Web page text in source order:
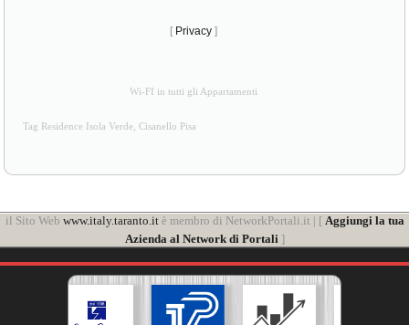
[ Privacy ]
Wi-FI in tutti gli Appartamenti
Tag Residence Isola Verde, Cisanello Pisa
il Sito Web www.italy.taranto.itè membro di NetworkPortali.it | [ Aggiungi la tua
Azienda al Network di Portali]